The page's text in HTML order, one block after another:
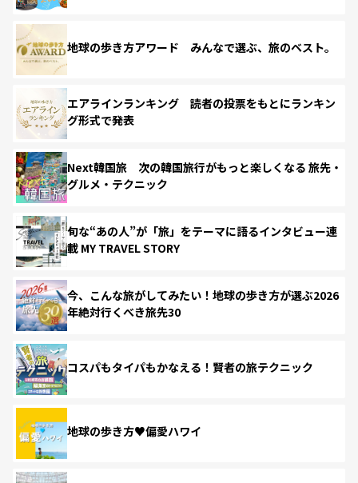
地球の歩き方アワード みんなで選ぶ、旅のベスト。
エアラインランキング 読者の投票をもとにランキン
グ形式で発表
Next韓国旅 次の韓国旅行がもっと楽しくなる 旅先・
グルメ・テクニック
旬な“あの人”が「旅」をテーマに語るインタビュー連
載 MY TRAVEL STORY
今、こんな旅がしてみたい！地球の歩き方が選ぶ2026
年絶対行くべき旅先30
コスパもタイパもかなえる！賢者の旅テクニック
地球の歩き方♥偏愛ハワイ